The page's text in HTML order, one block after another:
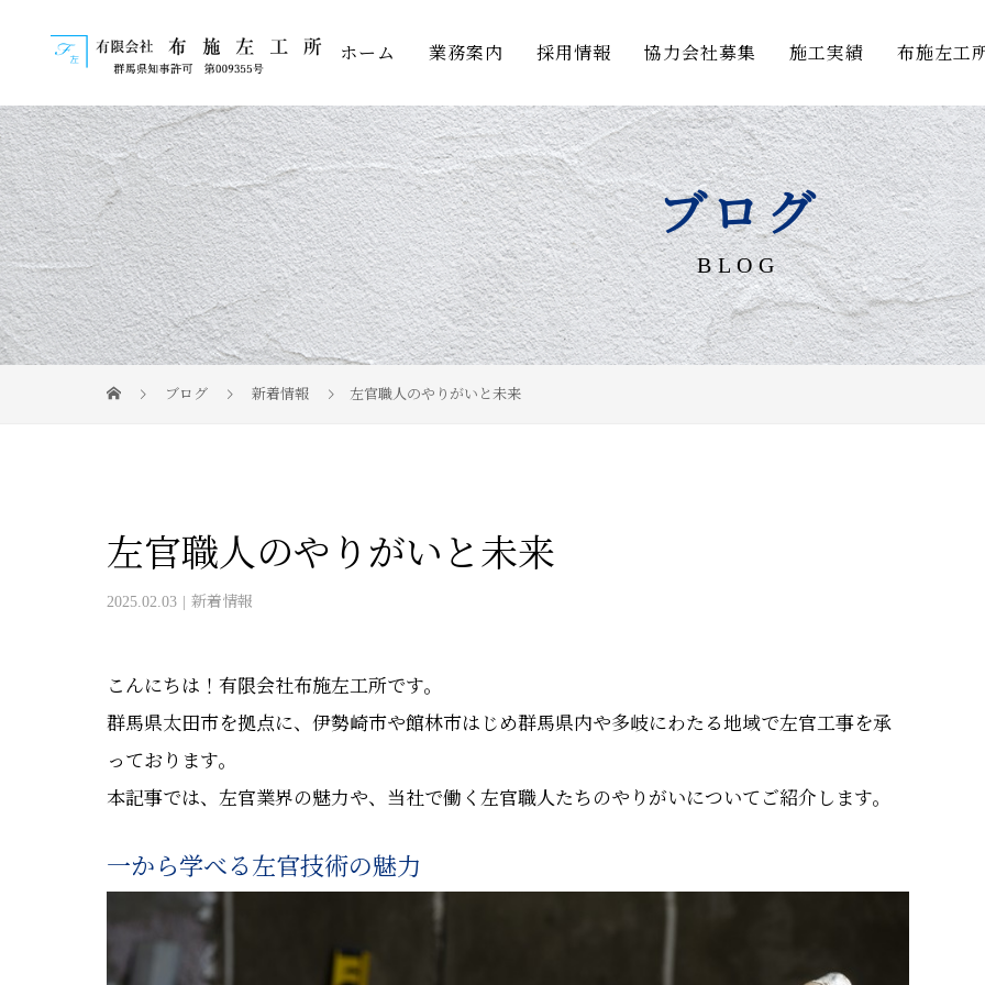
ホーム 業務案内 採用情報 協力会社募集 施工実績 布施左工
ブログ
BLOG
ブログ 新着情報 左官職人のやりがいと未来
左官職人のやりがいと未来
2025.02.03 新着情報
こんにちは！有限会社布施左工所です。
群馬県太田市を拠点に、伊勢崎市や館林市はじめ群馬県内や多岐にわたる地域で左官工事を承
っております。
本記事では、左官業界の魅力や、当社で働く左官職人たちのやりがいについてご紹介します。
一から学べる左官技術の魅力